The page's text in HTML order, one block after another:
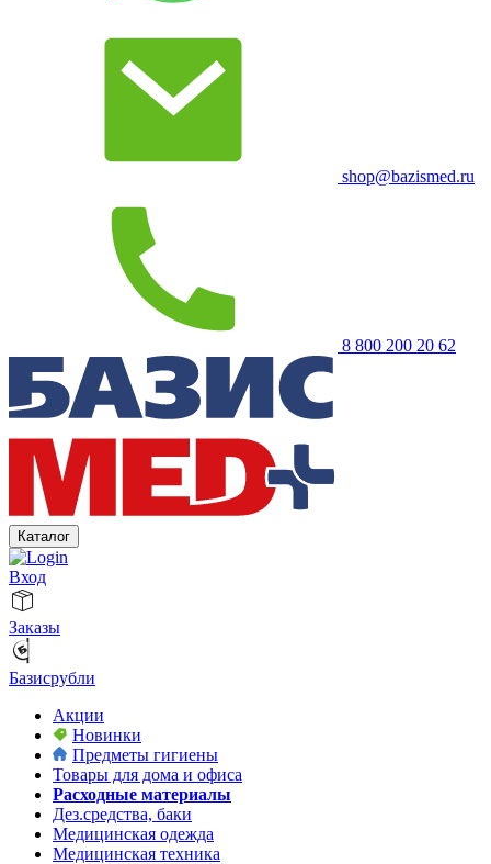
shop@bazismed.ru
8 800 200 20 62
Каталог
Вход
Заказы
Базисрубли
Акции
Новинки
Предметы гигиены
Товары для дома и офиса
Расходные материалы
Дез.средства, баки
Медицинская одежда
Медицинская техника